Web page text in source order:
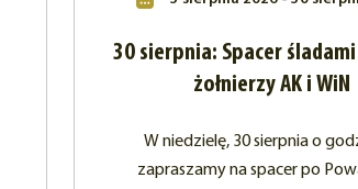
30 sierpnia: Spacer
żołnierzy AK i WiN
W niedzielę, 30 sierpnia o
zapraszamy na spacer po